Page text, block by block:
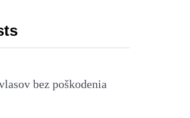
bez poškodenia